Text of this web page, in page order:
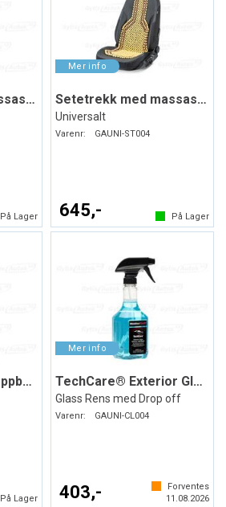
Setetrekk med massasjekuler
På Lager
Setetrekk med massasjekuler
Universalt
Varenr: GAUNI-ST004
645,- På Lager
Sparketrekk med oppbevaring
På Lager
TechCare® Exterior Glass Cleaner
Glass Rens med Drop off
Varenr: GAUNI-CL004
403,-
Forventes
11.08.2026